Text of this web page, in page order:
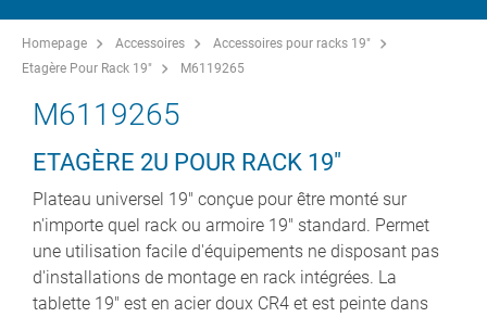
Homepage Accessoires
Accessoires pour racks 19"
Etagère Pour Rack 19"
M6119265
M6119265
ETAGÈRE 2U POUR RACK 19"
Plateau universel 19" conçue pour être monté sur
n'importe quel rack ou armoire 19" standard. Permet
une utilisation facile d'équipements ne disposant pas
d'installations de montage en rack intégrées. La
tablette 19" est en acier doux CR4 et est peinte dans